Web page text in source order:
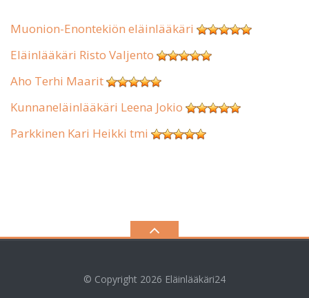
Muonion-Enontekiön eläinlääkäri
Eläinlääkäri Risto Valjento
Aho Terhi Maarit
Kunnaneläinlääkäri Leena Jokio
Parkkinen Kari Heikki tmi
© Copyright 2026 Eläinlääkäri24